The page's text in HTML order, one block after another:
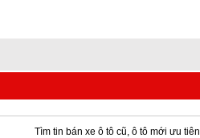
Tìm tin bán xe ô tô cũ, ô tô mới ưu tiên